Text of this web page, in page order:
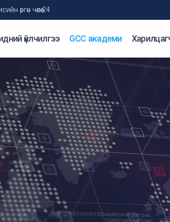
өргөн чөлөө-24
үйлчилгээ GCC академи